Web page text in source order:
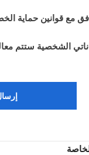
مع قوانين حماية
الشخصية ستتم